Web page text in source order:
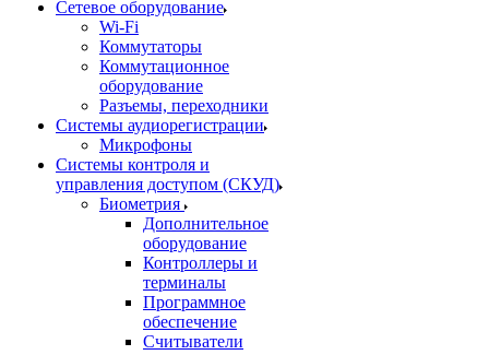
Сетевое оборудование
Wi-Fi
Коммутаторы
Коммутационное
оборудование
Разъемы, переходники
Системы аудиорегистрации
Микрофоны
Системы контроля и
управления доступом (СКУД)
Биометрия
Дополнительное
оборудование
Контроллеры и
терминалы
Программное
обеспечение
Считыватели